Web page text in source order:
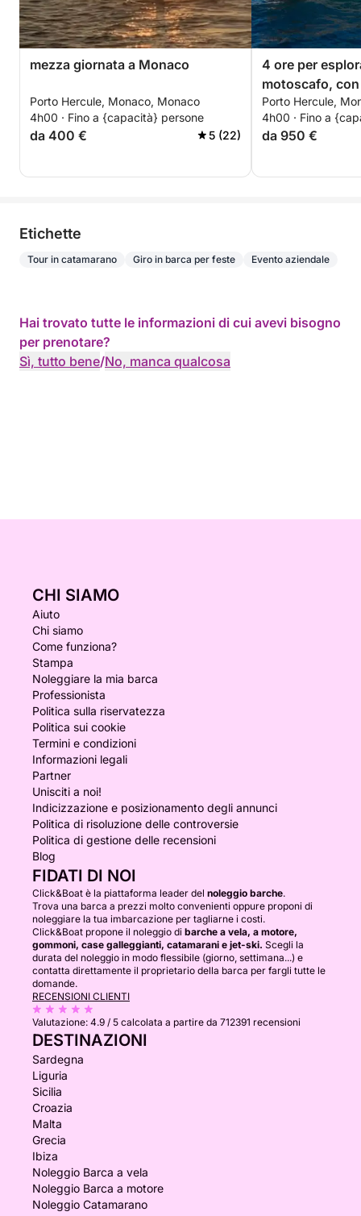
mezza giornata a Monaco
Porto Hercule, Monaco, Monaco
4h00 · Fino a {capacità} persone
da 400 € 5 (22)
4 ore per
motoscafo,
10:00/14:00 o
Porto Hercule,
4h00 · Fino a
da 950 €
Etichette
Tour in catamarano Giro in barca per feste Evento aziendale
Hai trovato tutte le informazioni di cui avevi bisogno
per prenotare?
Sì, tutto bene/No, manca qualcosa
CHI SIAMO
Aiuto
Chi siamo
Come funziona?
Stampa
Noleggiare la mia barca
Professionista
Politica sulla riservatezza
Politica sui cookie
Termini e condizioni
Informazioni legali
Partner
Unisciti a noi!
Indicizzazione e posizionamento degli annunci
Politica di risoluzione delle controversie
Politica di gestione delle recensioni
Blog
FIDATI DI NOI
Click&Boat è la piattaforma leader del noleggio barche.
Trova una barca a prezzi molto convenienti oppure proponi di
noleggiare la tua imbarcazione per tagliarne i costi.
Click&Boat propone il noleggio di barche a vela, a motore,
gommoni, case galleggianti, catamarani e jet-ski. Scegli la
durata del noleggio in modo flessibile (giorno, settimana...) e
contatta direttamente il proprietario della barca per fargli tutte le
domande.
RECENSIONI CLIENTI
Valutazione: 4.9 / 5 calcolata a partire da 712391 recensioni
DESTINAZIONI
Sardegna
Liguria
Sicilia
Croazia
Malta
Grecia
Ibiza
Noleggio Barca a vela
Noleggio Barca a motore
Noleggio Catamarano